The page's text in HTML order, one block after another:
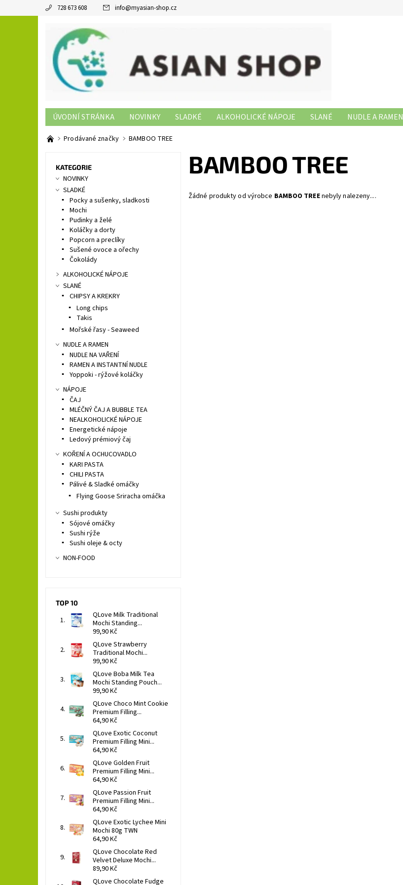
728 673 608 info@myasian-shop.cz
ÚVODNÍ STRÁNKA NOVINKY SLADKÉ ALKOHOLICKÉ NÁPOJE SLANÉ NUDLE A RAMEN
SUSHI PRODUKTY
NON-FOOD
Prodávané značky BAMBOO TREE
BAMBOO TREE
Žádné produkty od výrobce BAMBOO TREEnebyly nalezeny....
KATEGORIE
NOVINKY
SLADKÉ
Pocky a sušenky, sladkosti
Mochi
Pudinky a želé
Koláčky a dorty
Popcorn a preclíky
Sušené ovoce a ořechy
Čokolády
ALKOHOLICKÉ NÁPOJE
SLANÉ
CHIPSY A KREKRY
Long chips
Takis
Mořské řasy - Seaweed
NUDLE A RAMEN
NUDLE NA VAŘENÍ
RAMEN A INSTANTNÍ NUDLE
Yoppoki - rýžové koláčky
NÁPOJE
ČAJ
MLÉČNÝ ČAJ A BUBBLE TEA
NEALKOHOLICKÉ NÁPOJE
Energetické nápoje
Ledový prémiový čaj
KOŘENÍ A OCHUCOVADLO
KARI PASTA
CHILI PASTA
Pálivé & Sladké omáčky
Flying Goose Sriracha omáčka
Sushi produkty
Sójové omáčky
Sushi rýže
Sushi oleje & octy
NON-FOOD
TOP 10
QLove Milk Traditional
Mochi Standing...
99,90 Kč
QLove Strawberry
Traditional Mochi...
99,90 Kč
QLove Boba Milk Tea
Mochi Standing Pouch...
99,90 Kč
QLove Choco Mint Cookie
Premium Filling...
64,90 Kč
QLove Exotic Coconut
Premium Filling Mini...
64,90 Kč
QLove Golden Fruit
Premium Filling Mini...
64,90 Kč
QLove Passion Fruit
Premium Filling Mini...
64,90 Kč
QLove Exotic Lychee Mini
Mochi 80g TWN
64,90 Kč
QLove Chocolate Red
Velvet Deluxe Mochi...
89,90 Kč
QLove Chocolate Fudge